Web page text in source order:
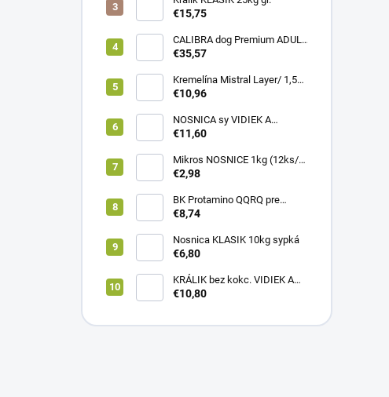
€15,75
CALIBRA dog Premium ADULT
LARGE 12kg
€35,57
Kremelína Mistral Layer/ 1,5
kg vedro
€10,96
NOSNICA sy VIDIEK A
TRADÍCIA 20kg (1paleta/
€11,60
Mikros NOSNICE 1kg (12ks/
1kartón)
€2,98
BK Protamino QQRQ pre
nosnice 5kg SANO
€8,74
Nosnica KLASIK 10kg sypká
€6,80
KRÁLIK bez kokc. VIDIEK A
TRADÍCIA 20kg (1paleta/
€10,80